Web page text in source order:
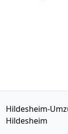
Hildesheim-
Hildesheim